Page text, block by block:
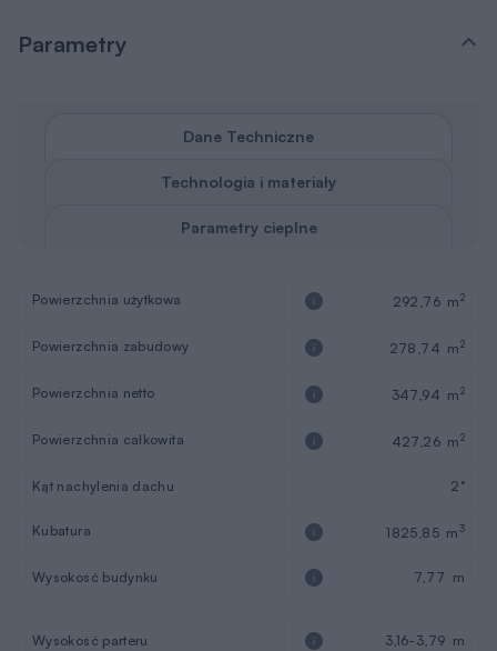
Parametry
Dane Techniczne
Technologia i materiały
Parametry cieplne
Powierzchnia użytkowa 292,76 m2
Powierzchnia zabudowy 278,74 m2
Powierzchnia netto 347,94 m2
Powierzchnia całkowita 427,26 m2
Kąt nachylenia dachu 2°
Kubatura 1825,85 m3
Wysokość budynku 7,77 m
Wysokość parteru 3,16-3,79 m